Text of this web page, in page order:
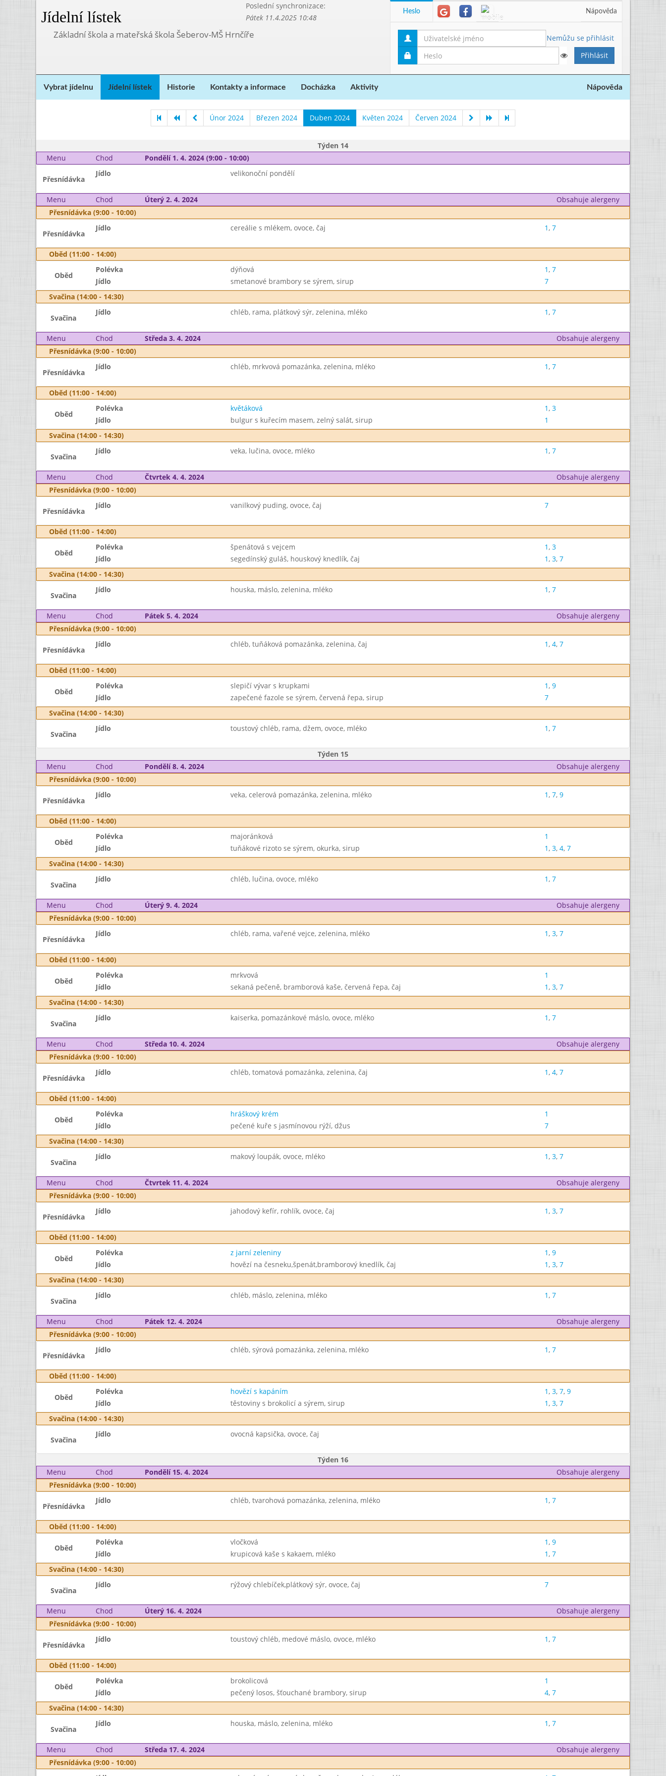
Jídelní lístek
Poslední synchronizace:
Pátek 11.4.2025 10:48
Základní škola a mateřská škola Šeberov-MŠ Hrnčíře
Heslo Nápověda
Nemůžu se přihlásit
Vybrat jídelnu Jídelní lístek Historie Kontakty a informace Docházka Aktivity Nápověda
Únor 2024 Březen 2024 Duben 2024 Květen 2024 Červen 2024
Týden 14
Menu
Chod Pondělí 1. 4. 2024 (9:00 - 10:00)
Přesnídávka
Jídlo velikonoční pondělí
Menu Chod Úterý 2. 4. 2024
Obsahuje alergeny
Přesnídávka (9:00 - 10:00)
Přesnídávka
Jídlo cereálie s mlékem, ovoce, čaj 1, 7
Oběd (11:00 - 14:00)
Oběd
Polévka dýňová 1, 7
Jídlo
smetanové brambory se sýrem, sirup
7
Svačina (14:00 - 14:30)
Svačina
Jídlo chléb, rama, plátkový sýr, zelenina, mléko 1, 7
Menu Chod Středa 3. 4. 2024
Obsahuje alergeny
Přesnídávka (9:00 - 10:00)
Přesnídávka
Jídlo chléb, mrkvová pomazánka, zelenina, mléko 1, 7
Oběd (11:00 - 14:00)
Oběd
Polévka květáková 1, 3
Jídlo
bulgur s kuřecím masem, zelný salát, sirup
1
Svačina (14:00 - 14:30)
Svačina
Jídlo veka, lučina, ovoce, mléko 1, 7
Menu Chod Čtvrtek 4. 4. 2024
Obsahuje alergeny
Přesnídávka (9:00 - 10:00)
Přesnídávka
Jídlo vanilkový puding, ovoce, čaj 7
Oběd (11:00 - 14:00)
Oběd
Polévka špenátová s vejcem 1, 3
Jídlo
segedínský guláš, houskový knedlík, čaj 1, 3, 7
Svačina (14:00 - 14:30)
Svačina
Jídlo houska, máslo, zelenina, mléko 1, 7
Menu Chod Pátek 5. 4. 2024
Obsahuje alergeny
Přesnídávka (9:00 - 10:00)
Přesnídávka
Jídlo chléb, tuňáková pomazánka, zelenina, čaj 1, 4, 7
Oběd (11:00 - 14:00)
Oběd
Polévka slepičí vývar s krupkami 1, 9
Jídlo
zapečené fazole se sýrem, červená řepa, sirup
7
Svačina (14:00 - 14:30)
Svačina
Jídlo toustový chléb, rama, džem, ovoce, mléko 1, 7
Týden 15
Menu
Chod Pondělí 8. 4. 2024
Obsahuje alergeny
Přesnídávka (9:00 - 10:00)
Přesnídávka
Jídlo veka, celerová pomazánka, zelenina, mléko 1, 7, 9
Oběd (11:00 - 14:00)
Oběd
Polévka majoránková
1
Jídlo
tuňákové rizoto se sýrem, okurka, sirup 1, 3, 4, 7
Svačina (14:00 - 14:30)
Svačina
Jídlo chléb, lučina, ovoce, mléko 1, 7
Menu Chod Úterý 9. 4. 2024
Obsahuje alergeny
Přesnídávka (9:00 - 10:00)
Přesnídávka
Jídlo chléb, rama, vařené vejce, zelenina, mléko 1, 3, 7
Oběd (11:00 - 14:00)
Oběd
Polévka mrkvová
1
Jídlo
sekaná pečeně, bramborová kaše, červená řepa, čaj 1, 3, 7
Svačina (14:00 - 14:30)
Svačina
Jídlo kaiserka, pomazánkové máslo, ovoce, mléko 1, 7
Menu Chod Středa 10. 4. 2024
Obsahuje alergeny
Přesnídávka (9:00 - 10:00)
Přesnídávka
Jídlo chléb, tomatová pomazánka, zelenina, čaj 1, 4, 7
Oběd (11:00 - 14:00)
Oběd
Polévka hráškový krém
1
Jídlo
pečené kuře s jasmínovou rýží, džus
7
Svačina (14:00 - 14:30)
Svačina
Jídlo makový loupák, ovoce, mléko 1, 3, 7
Menu Chod Čtvrtek 11. 4. 2024
Obsahuje alergeny
Přesnídávka (9:00 - 10:00)
Přesnídávka
Jídlo jahodový kefír, rohlík, ovoce, čaj 1, 3, 7
Oběd (11:00 - 14:00)
Oběd
Polévka z jarní zeleniny 1, 9
Jídlo
hovězí na česneku,špenát,bramborový knedlík, čaj 1, 3, 7
Svačina (14:00 - 14:30)
Svačina
Jídlo chléb, máslo, zelenina, mléko 1, 7
Menu Chod Pátek 12. 4. 2024
Obsahuje alergeny
Přesnídávka (9:00 - 10:00)
Přesnídávka
Jídlo chléb, sýrová pomazánka, zelenina, mléko 1, 7
Oběd (11:00 - 14:00)
Oběd
Polévka hovězí s kapáním 1, 3, 7, 9
Jídlo
těstoviny s brokolicí a sýrem, sirup 1, 3, 7
Svačina (14:00 - 14:30)
Svačina
Jídlo ovocná kapsička, ovoce, čaj
Týden 16
Menu
Chod Pondělí 15. 4. 2024
Obsahuje alergeny
Přesnídávka (9:00 - 10:00)
Přesnídávka
Jídlo chléb, tvarohová pomazánka, zelenina, mléko 1, 7
Oběd (11:00 - 14:00)
Oběd
Polévka vločková 1, 9
Jídlo
krupicová kaše s kakaem, mléko 1, 7
Svačina (14:00 - 14:30)
Svačina
Jídlo rýžový chlebíček,plátkový sýr, ovoce, čaj 7
Menu Chod Úterý 16. 4. 2024
Obsahuje alergeny
Přesnídávka (9:00 - 10:00)
Přesnídávka
Jídlo toustový chléb, medové máslo, ovoce, mléko 1, 7
Oběd (11:00 - 14:00)
Oběd
Polévka brokolicová
1
Jídlo
pečený losos, šťouchané brambory, sirup 4, 7
Svačina (14:00 - 14:30)
Svačina
Jídlo houska, máslo, zelenina, mléko 1, 7
Menu Chod Středa 17. 4. 2024
Obsahuje alergeny
Přesnídávka (9:00 - 10:00)